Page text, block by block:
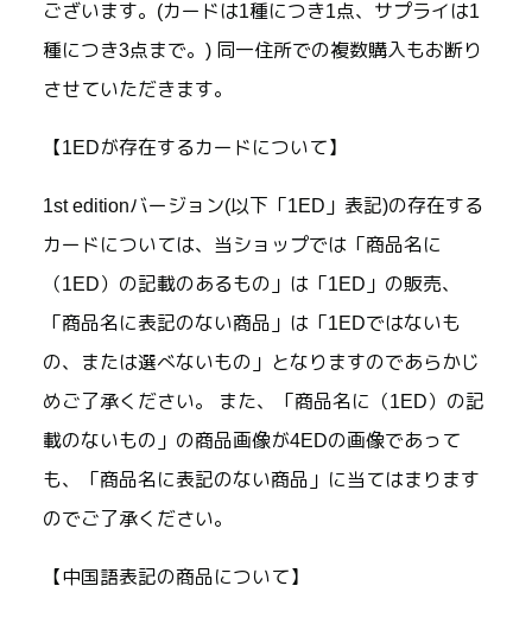
ございます。(カードは1種につき1点、サプライは1
種につき3点まで。) 同一住所での複数購入もお断り
させていただきます。
【1EDが存在するカードについて】
1st editionバージョン(以下「1ED」表記)の存在する
カードについては、当ショップでは「商品名に
（1ED）の記載のあるもの」は「1ED」の販売、
「商品名に表記のない商品」は「1EDではないも
の、または選べないもの」となりますのであらかじ
めご了承ください。 また、「商品名に（1ED）の記
載のないもの」の商品画像が4EDの画像であって
も、「商品名に表記のない商品」に当てはまります
のでご了承ください。
【中国語表記の商品について】